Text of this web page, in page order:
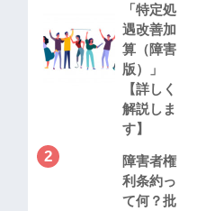
「特定処
遇改善加
算（障害
版）」
【詳しく
解説しま
す】
2
障害者権
利条約っ
て何？批